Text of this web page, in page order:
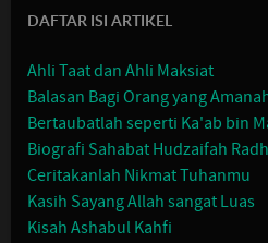
DAFTAR ISI ARTIKEL
Ahli Taat dan Ahli Maksiat
Balasan Bagi Orang yang
Bertaubatlah seperti Ka'ab bin
Biografi Sahabat Hudzaifah
Ceritakanlah Nikmat Tuhanmu
Kasih Sayang Allah sangat Luas
Kisah Ashabul Kahfi